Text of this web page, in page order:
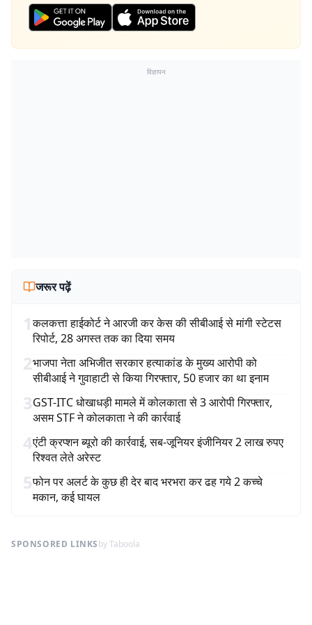
विज्ञापन
जरूर पढ़ें
1कलकत्ता हाईकोर्ट ने आरजी कर केस की सीबीआई से मांगी स्टेटस
रिपोर्ट, 28 अगस्त तक का दिया समय
2भाजपा नेता अभिजीत सरकार हत्याकांड के मुख्य आरोपी को
सीबीआई ने गुवाहाटी से किया गिरफ्तार, 50 हजार का था इनाम
3GST-ITC धोखाधड़ी मामले में कोलकाता से 3 आरोपी गिरफ्तार,
असम STF ने कोलकाता ने की कार्रवाई
4एंटी क्रप्शन ब्यूरो की कार्रवाई, सब-जूनियर इंजीनियर 2 लाख रुपए
रिश्वत लेते अरेस्ट
5फोन पर अलर्ट के कुछ ही देर बाद भरभरा कर ढह गये 2 कच्चे
मकान, कई घायल
SPONSORED LINKSby Taboola